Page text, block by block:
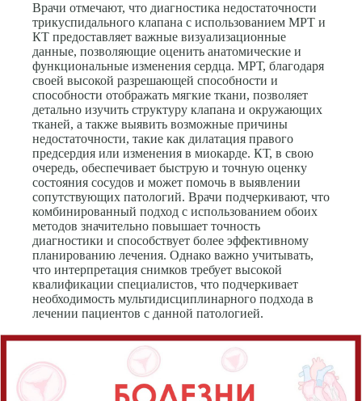
Врачи отмечают, что диагностика недостаточности
трикуспидального клапана с использованием МРТ и
КТ предоставляет важные визуализационные
данные, позволяющие оценить анатомические и
функциональные изменения сердца. МРТ, благодаря
своей высокой разрешающей способности и
способности отображать мягкие ткани, позволяет
детально изучить структуру клапана и окружающих
тканей, а также выявить возможные причины
недостаточности, такие как дилатация правого
предсердия или изменения в миокарде. КТ, в свою
очередь, обеспечивает быструю и точную оценку
состояния сосудов и может помочь в выявлении
сопутствующих патологий. Врачи подчеркивают, что
комбинированный подход с использованием обоих
методов значительно повышает точность
диагностики и способствует более эффективному
планированию лечения. Однако важно учитывать,
что интерпретация снимков требует высокой
квалификации специалистов, что подчеркивает
необходимость мультидисциплинарного подхода в
лечении пациентов с данной патологией.